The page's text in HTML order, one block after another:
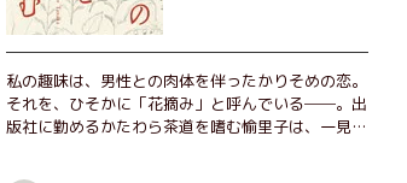
私の趣味は、男性との肉体を伴ったかりそめの恋。
それを、ひそかに「花摘み」と呼んでいる──。出
版社に勤めるかたわら茶道を嗜む愉里子は、一見地